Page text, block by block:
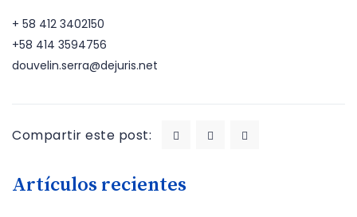
+ 58 412 3402150
+58 414 3594756
douvelin.serra@dejuris.net
Compartir este post:
Artículos recientes